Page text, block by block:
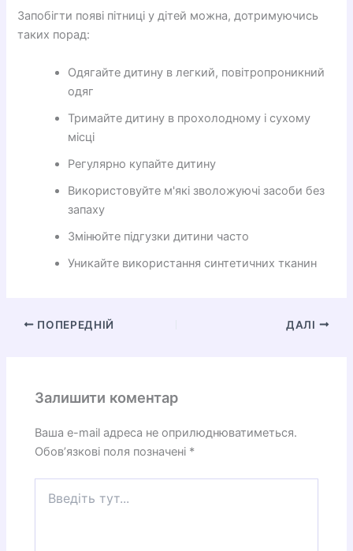
Запобігти появі пітниці у дітей можна, дотримуючись
таких порад:
Одягайте дитину в легкий, повітропроникний
одяг
Тримайте дитину в прохолодному і сухому
місці
Регулярно купайте дитину
Використовуйте м'які зволожуючі засоби без
запаху
Змінюйте підгузки дитини часто
Уникайте використання синтетичних тканин
ПОПЕРЕДНІЙ ДАЛІ
Залишити коментар
Ваша e-mail адреса не оприлюднюватиметься.
Обов’язкові поля позначені *
тут...